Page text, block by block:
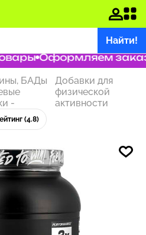
Найти!
Оформляем заказ
БАДы
-
Добавки для
физической
активности
(4.8)